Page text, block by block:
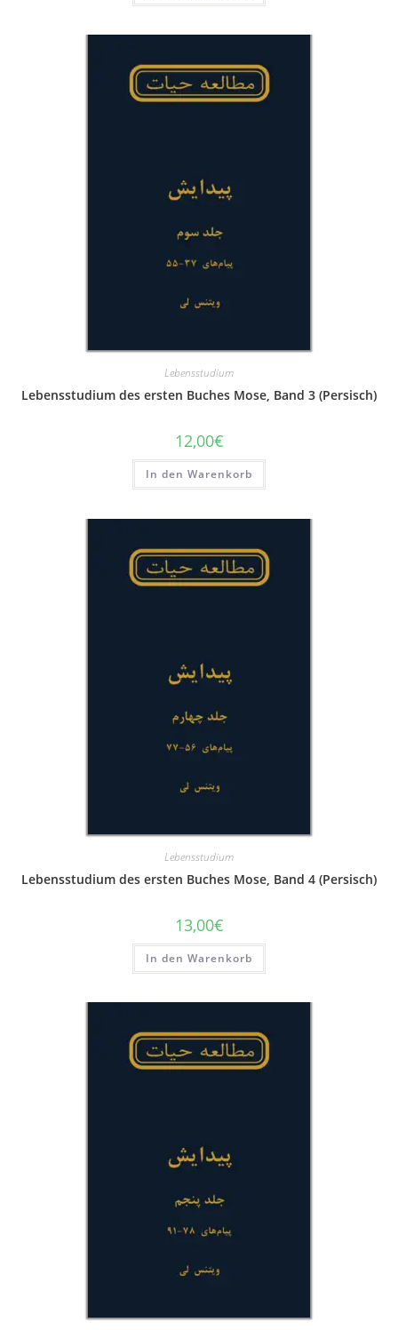
Lebensstudium
Lebensstudium des ersten Buches Mose, Band 3 (Persisch)
12,00€
In den Warenkorb
Lebensstudium
Lebensstudium des ersten Buches Mose, Band 4 (Persisch)
13,00€
In den Warenkorb